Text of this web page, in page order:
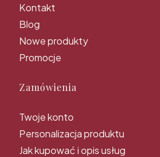
Kontakt
Blog
Nowe produkty
Promocje
Zamówienia
Twoje konto
Personalizacja produktu
Jak kupować i opis usług